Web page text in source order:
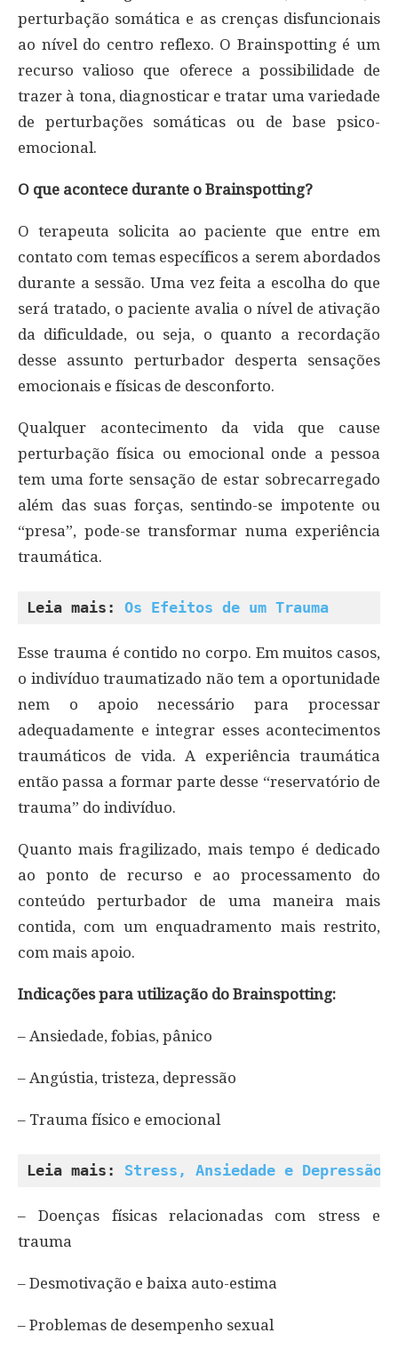
perturbação somática e as crenças disfuncionais
ao nível do centro reflexo. O Brainspotting é um
recurso valioso que oferece a possibilidade de
trazer à tona, diagnosticar e tratar uma variedade
de perturbações somáticas ou de base psico-
emocional.
O que acontece durante o Brainspotting?
O terapeuta solicita ao paciente que entre em
contato com temas específicos a serem abordados
durante a sessão. Uma vez feita a escolha do que
será tratado, o paciente avalia o nível de ativação
da dificuldade, ou seja, o quanto a recordação
desse assunto perturbador desperta sensações
emocionais e físicas de desconforto.
Qualquer acontecimento da vida que cause
perturbação física ou emocional onde a pessoa
tem uma forte sensação de estar sobrecarregado
além das suas forças, sentindo-se impotente ou
“presa”, pode-se transformar numa experiência
traumática.
Leia mais: Os Efeitos de um Trauma
Esse trauma é contido no corpo. Em muitos casos,
o indivíduo traumatizado não tem a oportunidade
nem o apoio necessário para processar
adequadamente e integrar esses acontecimentos
traumáticos de vida. A experiência traumática
então passa a formar parte desse “reservatório de
trauma” do indivíduo.
Quanto mais fragilizado, mais tempo é dedicado
ao ponto de recurso e ao processamento do
conteúdo perturbador de uma maneira mais
contida, com um enquadramento mais restrito,
com mais apoio.
Indicações para utilização do Brainspotting:
– Ansiedade, fobias, pânico
– Angústia, tristeza, depressão
– Trauma físico e emocional
Leia mais: Stress, Ansiedade e
– Doenças físicas relacionadas com stress e
trauma
– Desmotivação e baixa auto-estima
– Problemas de desempenho sexual